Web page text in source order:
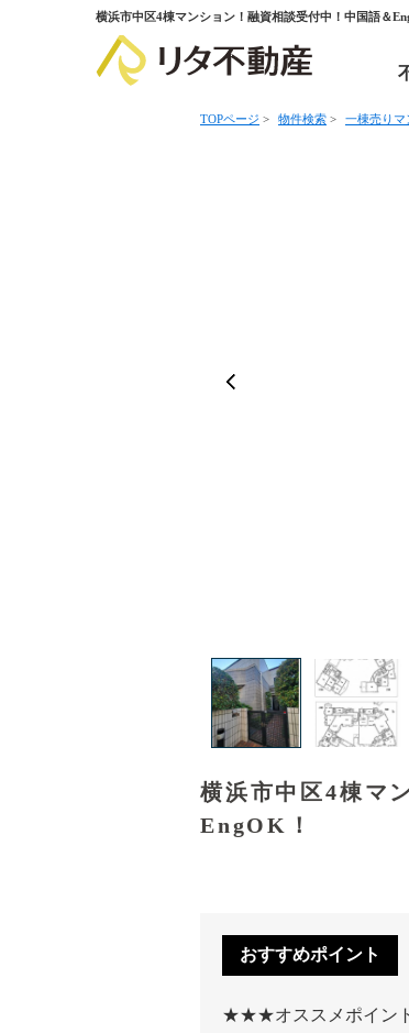
横浜市中区4棟マンション！融資相談受付中！中国語＆
TOPページ > 物件検索 > 一棟売りマ
横浜市中区4棟マ
EngOK！
おすすめポイント
★★★オススメポ